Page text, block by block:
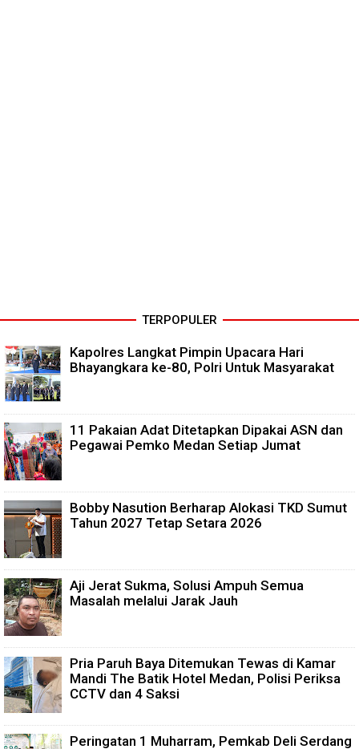
TERPOPULER
Kapolres Langkat Pimpin Upacara Hari
Bhayangkara ke-80, Polri Untuk Masyarakat
11 Pakaian Adat Ditetapkan Dipakai ASN dan
Pegawai Pemko Medan Setiap Jumat
Bobby Nasution Berharap Alokasi TKD Sumut
Tahun 2027 Tetap Setara 2026
Aji Jerat Sukma, Solusi Ampuh Semua
Masalah melalui Jarak Jauh
Pria Paruh Baya Ditemukan Tewas di Kamar
Mandi The Batik Hotel Medan, Polisi Periksa
CCTV dan 4 Saksi
Peringatan 1 Muharram, Pemkab Deli Serdang